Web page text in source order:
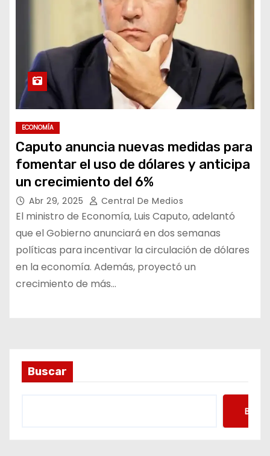
ECONOMÍA
Caputo anuncia nuevas medidas para
fomentar el uso de dólares y anticipa
un crecimiento del 6%
Abr 29, 2025 Central De Medios
El ministro de Economía, Luis Caputo, adelantó
que el Gobierno anunciará en dos semanas
políticas para incentivar la circulación de dólares
en la economía. Además, proyectó un
crecimiento de más…
Buscar